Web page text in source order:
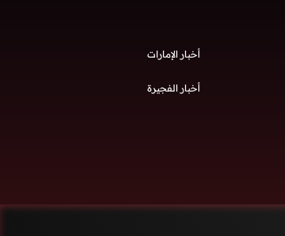
أخبار الإمارات
أخبار الفجيرة